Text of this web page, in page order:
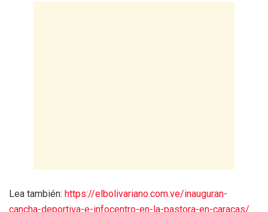
Lea también: https://elbolivariano.com.ve/inauguran-
cancha-deportiva-e-infocentro-en-la-pastora-en-caracas/